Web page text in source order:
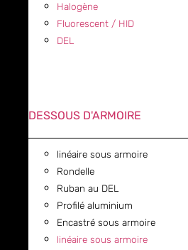
Halogène
Fluorescent / HID
DEL
DESSOUS D'ARMOIRE
linéaire sous armoire
Rondelle
Ruban au DEL
Profilé aluminium
Encastré sous armoire
linéaire sous armoire